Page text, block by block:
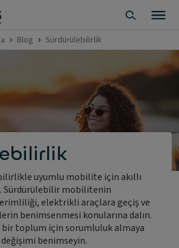
Blog Sürdürülebilirlik
uyumlu mobilite için akıllı
Sürdürülebilir mobilitenin
elektrikli araçlara geçiş ve
benimsenmesi konularına dalın.
toplum için sorumluluk almaya
benimseyin.